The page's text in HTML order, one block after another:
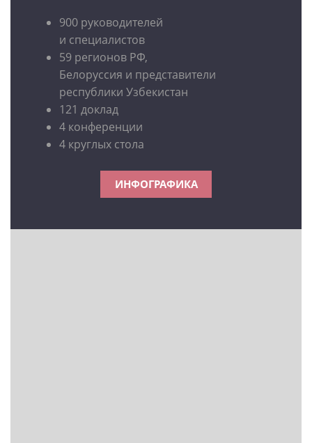
900 руководителей
и специалистов
59 регионов РФ,
Белоруссия и представители
республики Узбекистан
121 доклад
4 конференции
4 круглых стола
ИНФОГРАФИКА